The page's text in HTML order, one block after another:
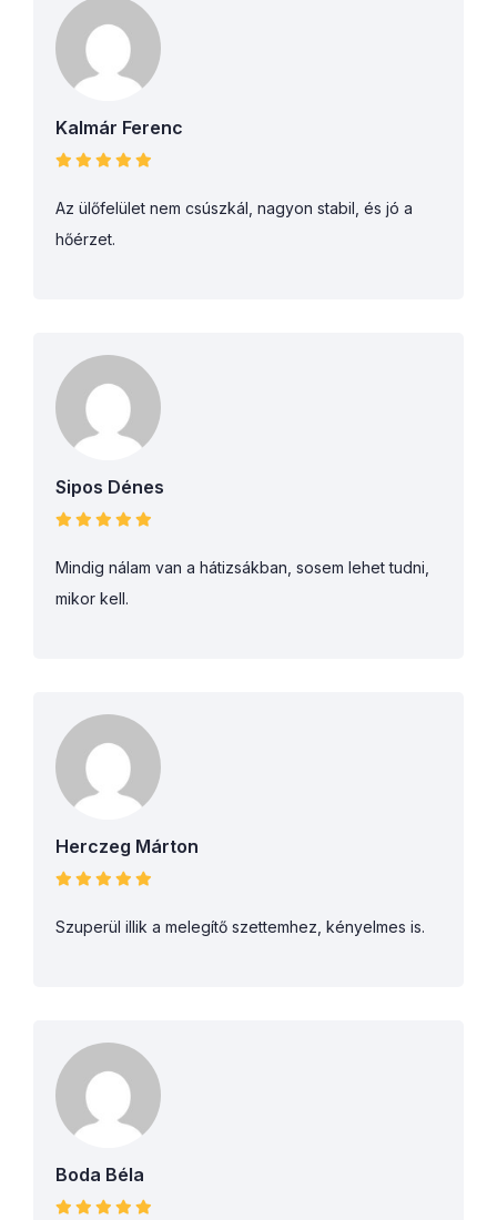
Kalmár Ferenc
Az ülőfelület nem csúszkál, nagyon stabil, és jó a
hőérzet.
Sipos Dénes
Mindig nálam van a hátizsákban, sosem lehet tudni,
mikor kell.
Herczeg Márton
Szuperül illik a melegítő szettemhez, kényelmes is.
Boda Béla